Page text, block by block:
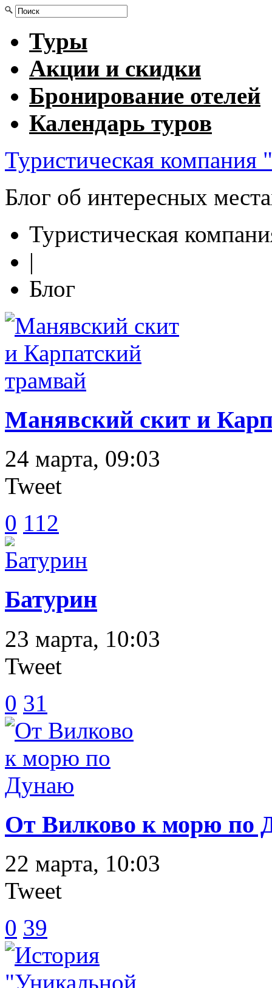
Туры
Акции и скидки
Бронирование отелей
Календарь туров
Туристическая компания
Блог об интересных
Туристическая
|
Блог
Манявский скит и
24 марта, 09:03
Tweet
0 112
Батурин
23 марта, 10:03
Tweet
0 31
От Вилково к морю по
22 марта, 10:03
Tweet
0 39